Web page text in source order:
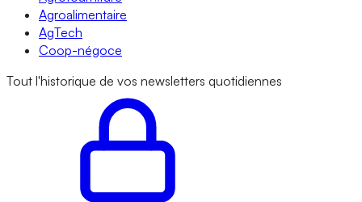
Agroalimentaire
AgTech
Coop-négoce
Tout l'historique de vos newsletters quotidiennes